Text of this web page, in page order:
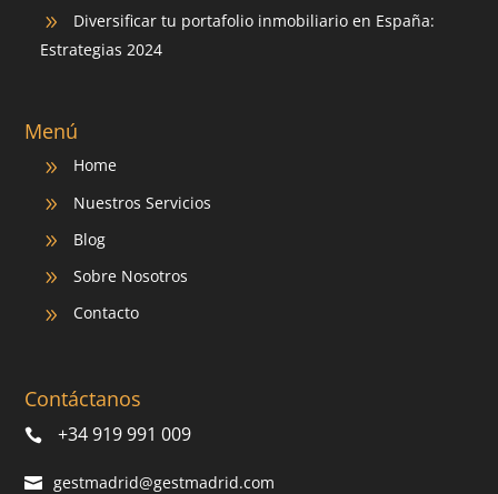
9
Diversificar tu portafolio inmobiliario en España:
Estrategias 2024
Menú
9 Home
9 Nuestros Servicios
9 Blog
9 Sobre Nosotros
9 Contacto
Contáctanos
+34 919 991 009
gestmadrid@gestmadrid.com